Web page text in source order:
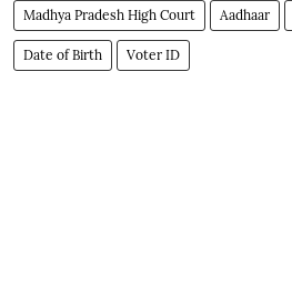
Madhya Pradesh High Court Aadhaar
Date of Birth Voter ID